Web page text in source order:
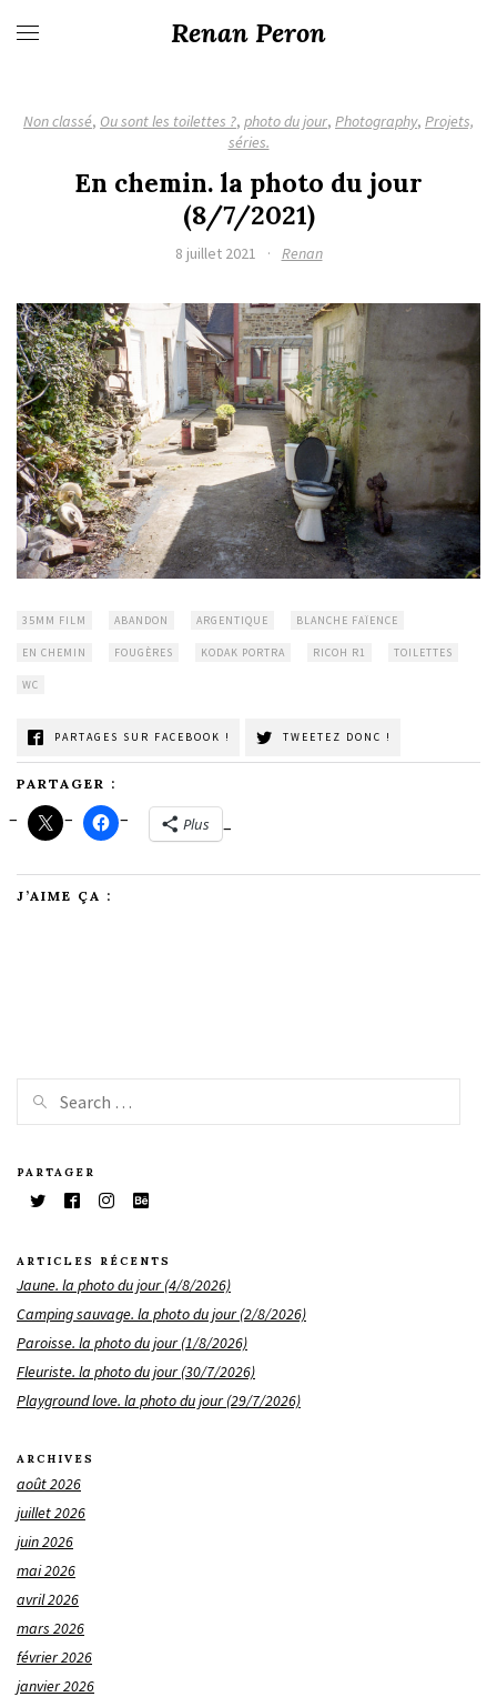
Renan Peron
Non classé, Ou sont les toilettes ?, photo du jour, Photography, Projets,
séries.
En chemin. la photo du jour
(8/7/2021)
8 juillet 2021 · Renan
35MM FILM ABANDON ARGENTIQUE BLANCHE FAÏENCE
EN CHEMIN FOUGÈRES KODAK PORTRA RICOH R1 TOILETTES
WC
PARTAGES SUR FACEBOOK ! TWEETEZ DONC !
PARTAGER :
Plus
J’AIME ÇA :
PARTAGER
ARTICLES RÉCENTS
Jaune. la photo du jour (4/8/2026)
Camping sauvage. la photo du jour (2/8/2026)
Paroisse. la photo du jour (1/8/2026)
Fleuriste. la photo du jour (30/7/2026)
Playground love. la photo du jour (29/7/2026)
ARCHIVES
août 2026
juillet 2026
juin 2026
mai 2026
avril 2026
mars 2026
février 2026
janvier 2026